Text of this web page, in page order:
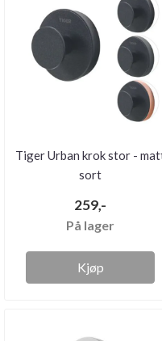
Tiger Urban krok stor -
sort
259,-
På lager
Kjøp